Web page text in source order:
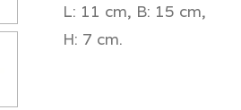
L: 11 cm, B: 15 cm,
H: 7 cm.